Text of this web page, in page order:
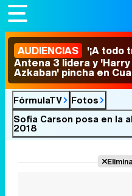
AUDIENCIAS '¡A todo
Antena 3 lidera y
Azkaban' pincha en
FórmulaTV
Fotos
Sofia Carson posa en la
2018